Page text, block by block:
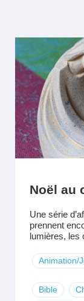
Noël au
Une série
prennent
lumières, les
Animation/
Bible